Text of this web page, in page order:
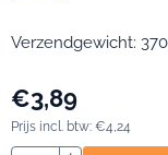
Verzendgewicht:
€3,89
Prijs incl. btw: €4,24